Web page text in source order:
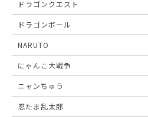
ドラゴンクエスト
ドラゴンボール
NARUTO
にゃんこ大戦争
ニャンちゅう
忍たま乱太郎